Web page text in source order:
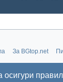
осигури
За BGtop.net